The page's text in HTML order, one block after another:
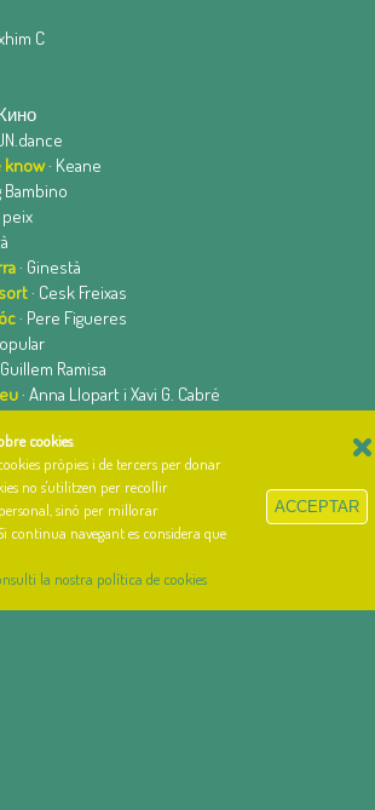
C
know· Keane
Bambino
peix
· Ginestà
· Cesk Freixas
· Pere Figueres
Guillem Ramisa
· Anna Llopart i Xavi G. Cabré
· Red Pèrill
· Red Pèrill
meu· Quimi Portet
cookies.
pròpies i de tercers per donar
no s'utilitzen per recollir
sinó per millorar
continua navegant es considera que
la nostra política de cookies
×
ACCEPTAR